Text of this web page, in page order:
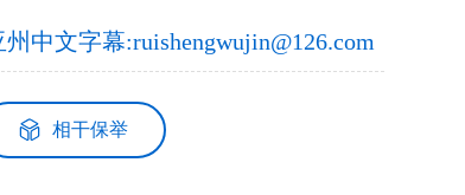
中文字幕:ruishengwujin@126.com
相干保举